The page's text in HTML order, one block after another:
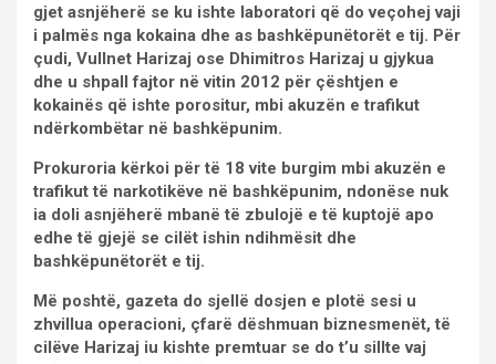
gjet asnjëherë se ku ishte laboratori që do veçohej vaji
i palmës nga kokaina dhe as bashkëpunëtorët e tij. Për
çudi, Vullnet Harizaj ose Dhimitros Harizaj u gjykua
dhe u shpall fajtor në vitin 2012 për çështjen e
kokainës që ishte porositur, mbi akuzën e trafikut
ndërkombëtar në bashkëpunim.
Prokuroria kërkoi për të 18 vite burgim mbi akuzën e
trafikut të narkotikëve në bashkëpunim, ndonëse nuk
ia doli asnjëherë mbanë të zbulojë e të kuptojë apo
edhe të gjejë se cilët ishin ndihmësit dhe
bashkëpunëtorët e tij.
Më poshtë, gazeta do sjellë dosjen e plotë sesi u
zhvillua operacioni, çfarë dëshmuan biznesmenët, të
cilëve Harizaj iu kishte premtuar se do t’u sillte vaj